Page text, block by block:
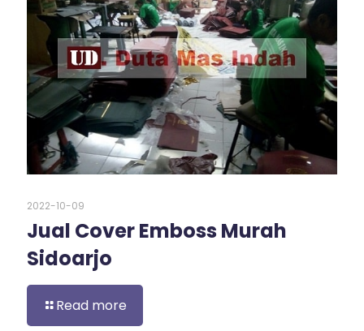
2022-10-09
Jual Cover Emboss Murah
Sidoarjo
Read more